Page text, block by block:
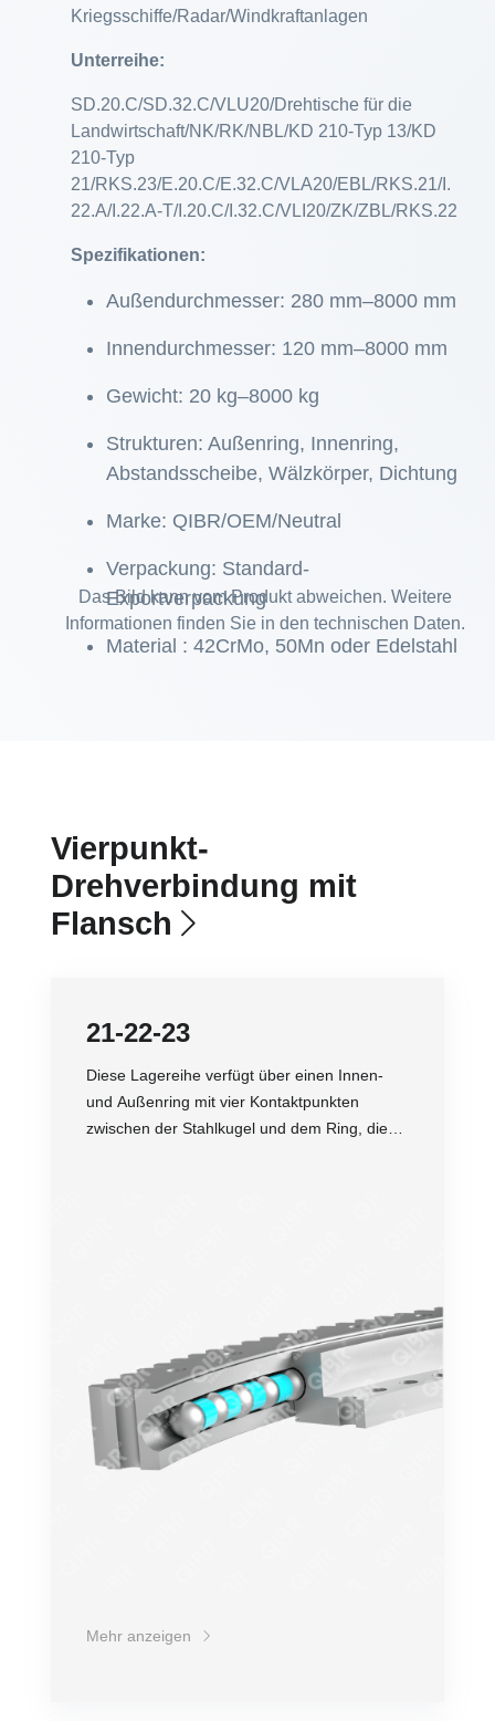
Das Bild kann vom Produkt abweichen. Weitere
Informationen finden Sie in den technischen Daten.
Kriegsschiffe/Radar/Windkraftanlagen
Unterreihe:
SD.20.C/SD.32.C/VLU20/Drehtische für die
Landwirtschaft/NK/RK/NBL/KD 210-Typ 13/KD
210-Typ
21/RKS.23/E.20.C/E.32.C/VLA20/EBL/RKS.21/I.
22.A/I.22.A-T/I.20.C/I.32.C/VLI20/ZK/ZBL/RKS.22
Spezifikationen:
Außendurchmesser: 280 mm–8000 mm
Innendurchmesser: 120 mm–8000 mm
Gewicht: 20 kg–8000 kg
Strukturen: Außenring, Innenring,
Abstandsscheibe, Wälzkörper, Dichtung
Marke: QIBR/OEM/Neutral
Verpackung: Standard-
Exportverpackung
Material : 42CrMo, 50Mn oder Edelstahl
Vierpunkt-
Drehverbindung mit
Flansch
21-22-23
Diese Lagereihe verfügt über einen Innen-
und Außenring mit vier Kontaktpunkten
zwischen der Stahlkugel und dem Ring, die
Mehr anzeigen